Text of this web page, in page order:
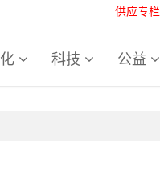
科技 公益
供应专栏